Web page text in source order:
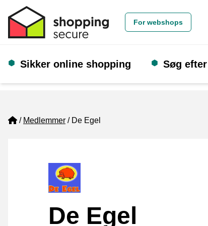
For webshops
Sikker online shopping Søg
Home
Medlemmer De Egel
De Egel